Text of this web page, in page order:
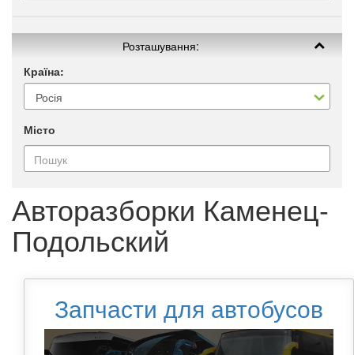
Розташування:
Країна:
Місто
Авторазборки Каменец-
Подольский
Запчасти для автобусов